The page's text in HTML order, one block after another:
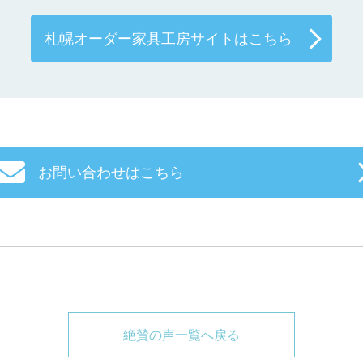
札幌オーダー家具工房サイトはこちら
お問い合わせはこちら
絶賛の声一覧へ戻る